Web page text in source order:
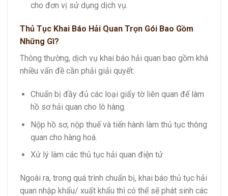
cho đơn vị sử dụng dịch vụ.
Thủ Tục Khai Báo Hải Quan Trọn Gói Bao Gồm
Những Gì?
Thông thường, dịch vụ khai báo hải quan bao gồm khá
nhiều vấn đề cần phải giải quyết:
Chuẩn bị đầy đủ các loại giấy tờ liên quan để làm
hồ sơ hải quan cho lô hàng.
Nộp hồ sơ, nộp thuế và tiến hành làm thủ tục thông
quan cho hàng hoá.
Xử lý làm các thủ tục hải quan điện tử
Ngoài ra, trong quá trình chuẩn bị, khai báo thủ tục hải
quan nhập khẩu/ xuất khẩu thì có thể sẽ phát sinh các